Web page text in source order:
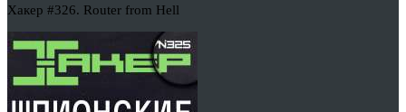
Хакер #326. Router from Hell